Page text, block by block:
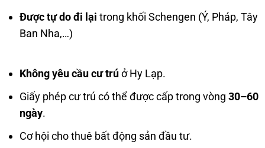
Được tự do đi lại trong khối Schengen (Ý, Pháp, Tây
Ban Nha,…)
Không yêu cầu cư trúở Hy Lạp.
Giấy phép cư trú có thể được cấp trong vòng30–60
ngày.
Cơ hội cho thuê bất động sản đầu tư.